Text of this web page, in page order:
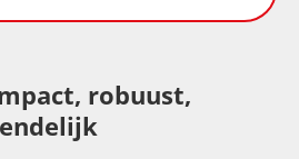
robuust,